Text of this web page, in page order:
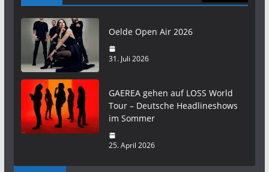
Oelde Open Air 2026
31. Juli 2026
GAEREA gehen auf LOSS World
Tour – Deutsche Headlineshows
im Sommer
25. April 2026